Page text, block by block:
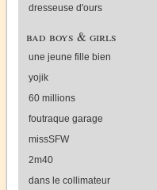
dresseuse d'ours
bad boys & girls
une jeune fille bien
yojik
60 millions
foutraque garage
missSFW
2m40
dans le collimateur